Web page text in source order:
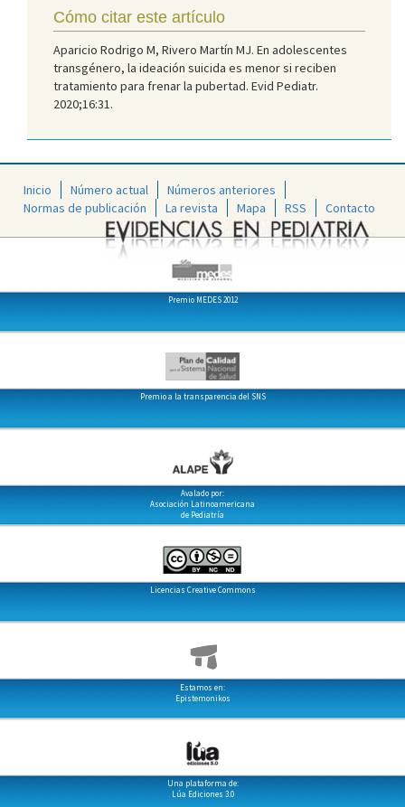
Cómo citar este artículo
Aparicio Rodrigo M, Rivero Martín MJ. En adolescentes
transgénero, la ideación suicida es menor si reciben
tratamiento para frenar la pubertad. Evid Pediatr.
2020;16:31.
Inicio Número actual
Números anteriores
Normas de publicación
La revista Mapa RSS Contacto
Premio MEDES 2012
Premio a la transparencia del SNS
Avalado por:
Asociación Latinoamericana
de Pediatría
Licencias Creative Commons
Estamos en:
Epistemonikos
Una plataforma de:
Lúa Ediciones 3.0